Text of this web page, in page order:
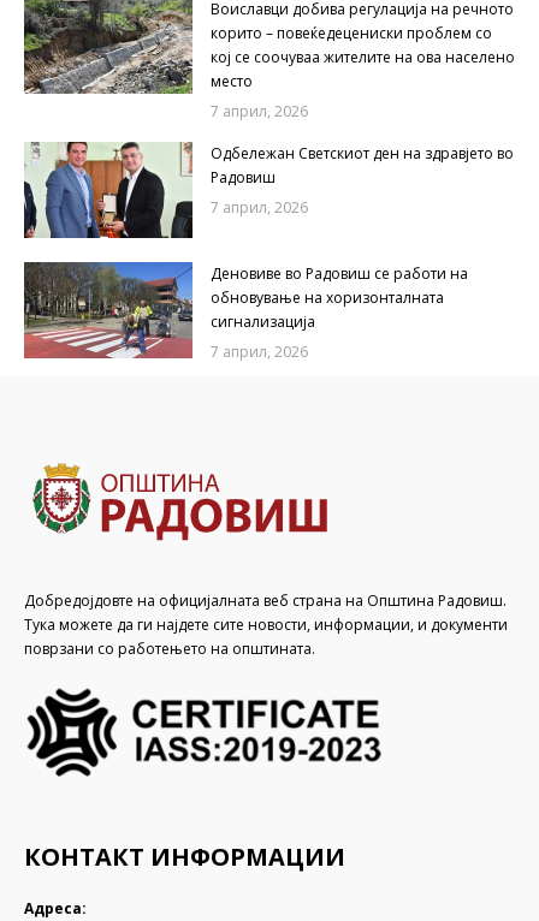
Воиславци добива регулација на речното
корито – повеќедецениски проблем со
кој се соочуваа жителите на ова населено
место
7 април, 2026
Одбележан Светскиот ден на здравјето во
Радовиш
7 април, 2026
Деновиве во Радовиш се работи на
обновување на хоризонталната
сигнализација
7 април, 2026
Добредојдовте на официјалната веб страна на Општина Радовиш.
Тука можете да ги најдете сите новости, информации, и документи
поврзани со работењето на општината.
КОНТАКТ ИНФОРМАЦИИ
Адреса: